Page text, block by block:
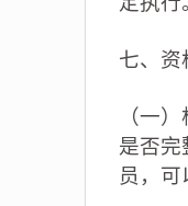
七、资
（一
是否
员，